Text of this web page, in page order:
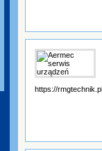
https://rmgtechnik.pl